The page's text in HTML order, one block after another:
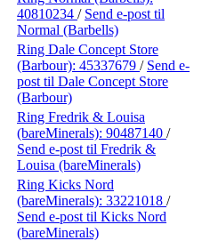
40810234 / Send e-post til
Normal (Barbells)
Ring Dale Concept Store
(Barbour): 45337679 / Send e-
post til Dale Concept Store
(Barbour)
Ring Fredrik & Louisa
(bareMinerals): 90487140 /
Send e-post til Fredrik &
Louisa (bareMinerals)
Ring Kicks Nord
(bareMinerals): 33221018 /
Send e-post til Kicks Nord
(bareMinerals)